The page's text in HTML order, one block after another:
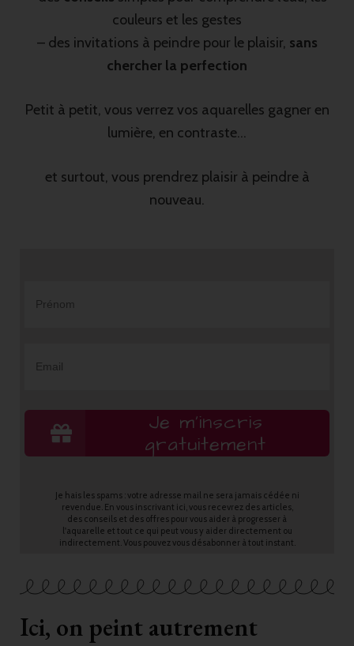
couleurs et les gestes
– des invitations à peindre pour le plaisir, sans
chercher la perfection
Petit à petit, vous verrez vos aquarelles gagner en
lumière, en contraste…
et surtout, vous prendrez plaisir à peindre à
nouveau.
Je m’inscris
gratuitement
Je hais les spams : votre adresse mail ne sera jamais cédée ni
revendue. En vous inscrivant ici, vous recevrez des articles,
des conseils et des offres pour vous aider à progresser à
l'aquarelle et tout ce qui peut vous y aider directement ou
indirectement. Vous pouvez vous désabonner à tout instant.
Ici, on peint autrement